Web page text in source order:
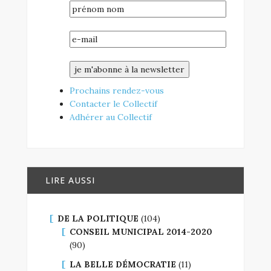
Prochains rendez-vous
Contacter le Collectif
Adhérer au Collectif
LIRE AUSSI
DE LA POLITIQUE (104)
CONSEIL MUNICIPAL 2014-2020
(90)
LA BELLE DÉMOCRATIE (11)